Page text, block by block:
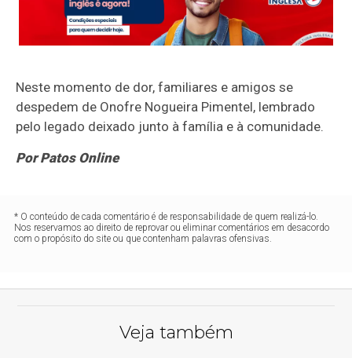
Neste momento de dor, familiares e amigos se
despedem de Onofre Nogueira Pimentel, lembrado
pelo legado deixado junto à família e à comunidade.
Por Patos Online
* O conteúdo de cada comentário é de responsabilidade de quem realizá-lo.
Nos reservamos ao direito de reprovar ou eliminar comentários em desacordo
com o propósito do site ou que contenham palavras ofensivas.
Veja também